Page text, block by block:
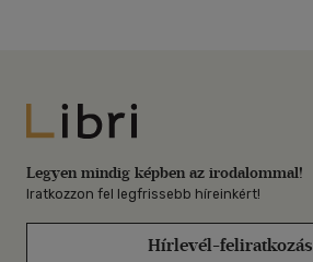
Libri
Legyen mindig képben az irodalommal!
Iratkozzon fel legfrissebb híreinkért!
Hírlevél-feliratkozás